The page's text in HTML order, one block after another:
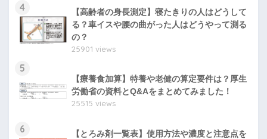
4
【高齢者の身長測定】寝たきりの人はどうして
る？車イスや腰の曲がった人はどうやって測る
の？
25901 views
5
【療養食加算】特養や老健の算定要件は？厚生
労働省の資料とQ&Aをまとめてみました！
25515 views
6
【とろみ剤一覧表】使用方法や濃度と注意点を